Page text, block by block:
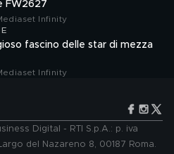
FW2627
Infinity
fascino delle star di mezza
Infinity
Digital - RTI S.p.A.: p. iva
del Nazareno 8, 00187 Roma.